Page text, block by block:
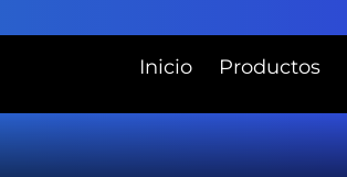
Inicio Productos